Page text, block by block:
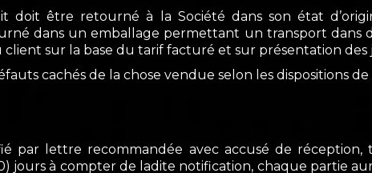
être retourné à la Société dans son état
dans un emballage permettant un transport dans
sur la base du tarif facturé et sur présentation des
cachés de la chose vendue selon les dispositions de
par lettre recommandée avec accusé de
jours à compter de ladite notification, chaque partie